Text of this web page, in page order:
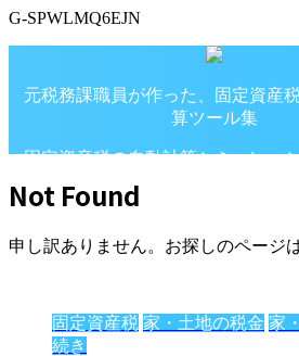
G-SPWLMQ6EJN
元税務課職員が作った、固定資産
算ツール集
固定資産税の自動計算シミュレー
Not Found
申し訳ありません。お探しのページ
固定資産税 家・土地の税金 家
続き